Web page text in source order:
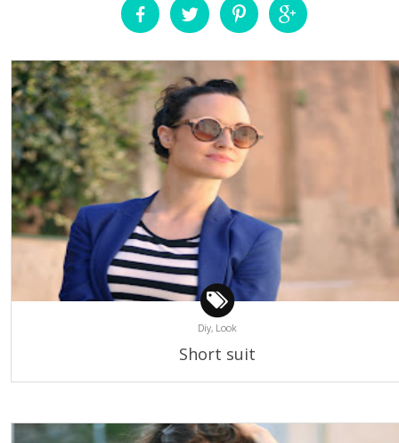
Diy, Look
Short suit